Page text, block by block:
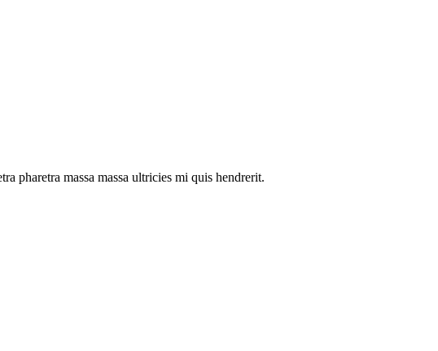
pharetra massa massa ultricies mi quis hendrerit.